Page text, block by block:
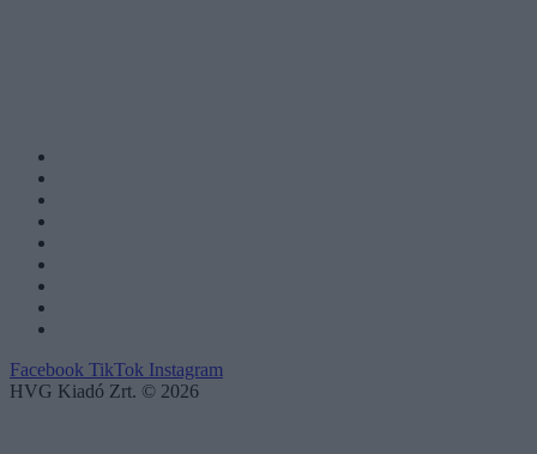
Facebook TikTok Instagram
HVG Kiadó Zrt. © 2026